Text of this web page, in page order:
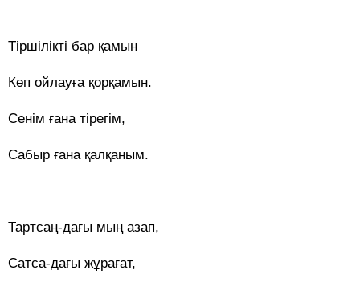
Тіршілікті бар қамын
Көп ойлауға қорқамын.
Сенім ғана тірегім,
Сабыр ғана қалқаным.
Тартсаң-дағы мың азап,
Сатса-дағы жұрағат,